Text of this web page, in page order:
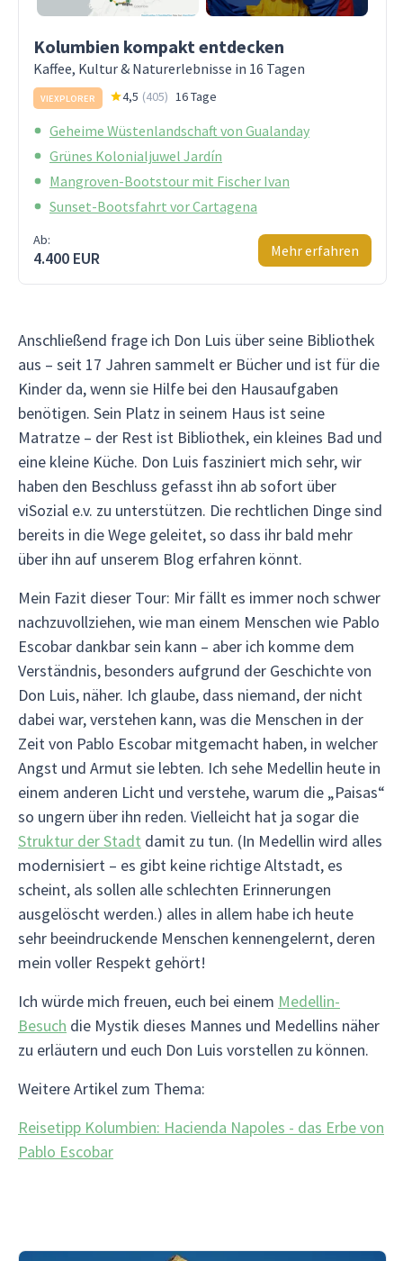
Kolumbien kompakt entdecken
Kaffee, Kultur & Naturerlebnisse in 16 Tagen
VIEXPLORER 4,5 (405) 16 Tage
Geheime Wüstenlandschaft von Gualanday
Grünes Kolonialjuwel Jardín
Mangroven-Bootstour mit Fischer Ivan
Sunset-Bootsfahrt vor Cartagena
Ab:
4.400 EUR Mehr erfahren
Anschließend frage ich Don Luis über seine Bibliothek
aus – seit 17 Jahren sammelt er Bücher und ist für die
Kinder da, wenn sie Hilfe bei den Hausaufgaben
benötigen. Sein Platz in seinem Haus ist seine
Matratze – der Rest ist Bibliothek, ein kleines Bad und
eine kleine Küche. Don Luis fasziniert mich sehr, wir
haben den Beschluss gefasst ihn ab sofort über
viSozial e.v. zu unterstützen. Die rechtlichen Dinge sind
bereits in die Wege geleitet, so dass ihr bald mehr
über ihn auf unserem Blog erfahren könnt.
Mein Fazit dieser Tour: Mir fällt es immer noch schwer
nachzuvollziehen, wie man einem Menschen wie Pablo
Escobar dankbar sein kann – aber ich komme dem
Verständnis, besonders aufgrund der Geschichte von
Don Luis, näher. Ich glaube, dass niemand, der nicht
dabei war, verstehen kann, was die Menschen in der
Zeit von Pablo Escobar mitgemacht haben, in welcher
Angst und Armut sie lebten. Ich sehe Medellin heute in
einem anderen Licht und verstehe, warum die „Paisas“
so ungern über ihn reden. Vielleicht hat ja sogar die
Struktur der Stadt damit zu tun. (In Medellin wird alles
modernisiert – es gibt keine richtige Altstadt, es
scheint, als sollen alle schlechten Erinnerungen
ausgelöscht werden.) alles in allem habe ich heute
sehr beeindruckende Menschen kennengelernt, deren
mein voller Respekt gehört!
Ich würde mich freuen, euch bei einem Medellin-
Besuch die Mystik dieses Mannes und Medellins näher
zu erläutern und euch Don Luis vorstellen zu können.
Weitere Artikel zum Thema:
Reisetipp Kolumbien: Hacienda Napoles - das Erbe von
Pablo Escobar